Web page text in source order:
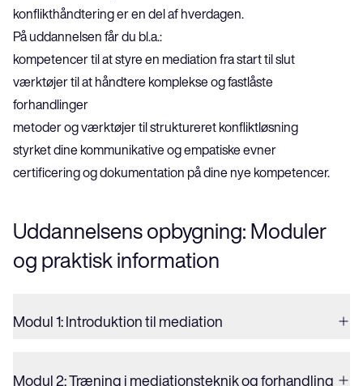
konflikthåndtering er en del af hverdagen.
På uddannelsen får du bl.a.:
kompetencer til at styre en mediation fra start til slut
værktøjer til at håndtere komplekse og fastlåste
forhandlinger
metoder og værktøjer til struktureret konfliktløsning
styrket dine kommunikative og empatiske evner
certificering og dokumentation på dine nye kompetencer.
Uddannelsens opbygning: Moduler
og praktisk information
Modul 1: Introduktion til mediation
Modul 2: Træning i mediationsteknik og forhandling